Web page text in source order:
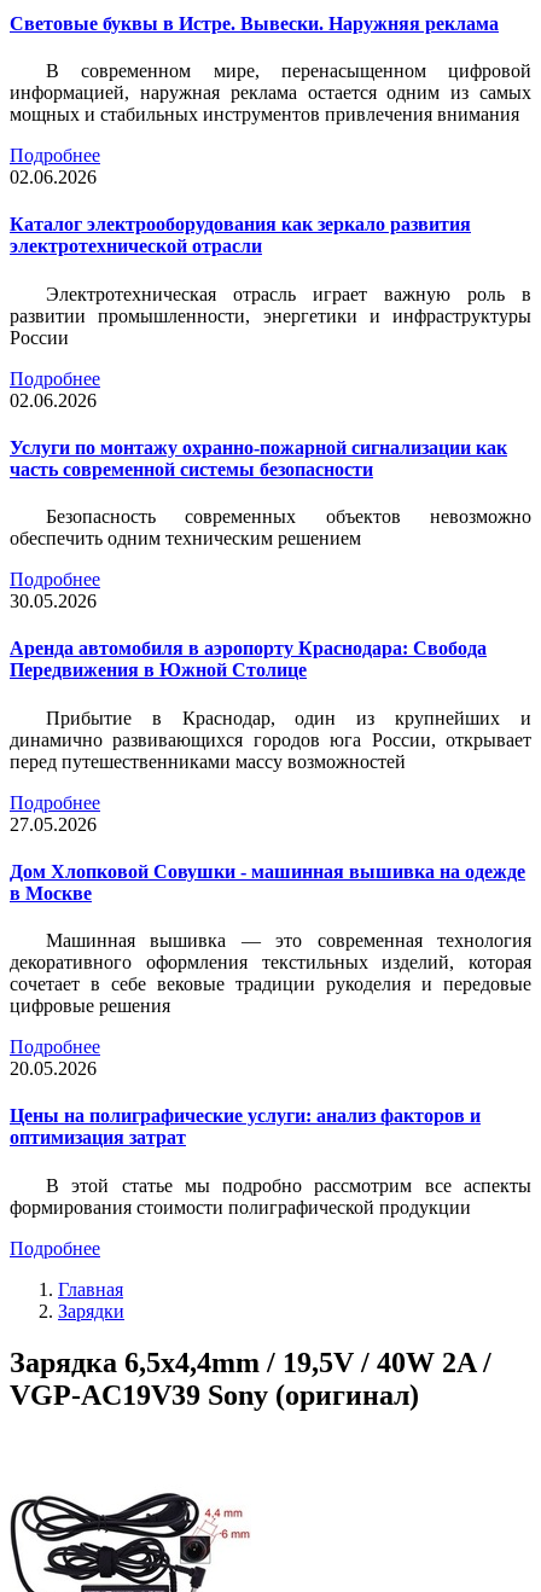
Световые буквы в Истре. Вывески. Наружняя реклама
В современном мире, перенасыщенном цифровой
информацией, наружная реклама остается одним из самых
мощных и стабильных инструментов привлечения внимания
Подробнее
02.06.2026
Каталог электрооборудования как зеркало развития
электротехнической отрасли
Электротехническая отрасль играет важную роль в
развитии промышленности, энергетики и инфраструктуры
России
Подробнее
02.06.2026
Услуги по монтажу охранно-пожарной сигнализации как
часть современной системы безопасности
Безопасность современных объектов невозможно
обеспечить одним техническим решением
Подробнее
30.05.2026
Аренда автомобиля в аэропорту Краснодара: Свобода
Передвижения в Южной Столице
Прибытие в Краснодар, один из крупнейших и
динамично развивающихся городов юга России, открывает
перед путешественниками массу возможностей
Подробнее
27.05.2026
Дом Хлопковой Совушки - машинная вышивка на одежде
в Москве
Машинная вышивка — это современная технология
декоративного оформления текстильных изделий, которая
сочетает в себе вековые традиции рукоделия и передовые
цифровые решения
Подробнее
20.05.2026
Цены на полиграфические услуги: анализ факторов и
оптимизация затрат
В этой статье мы подробно рассмотрим все аспекты
формирования стоимости полиграфической продукции
Подробнее
Главная
Зарядки
Зарядка 6,5x4,4mm / 19,5V / 40W 2A /
VGP-AC19V39 Sony (оригинал)